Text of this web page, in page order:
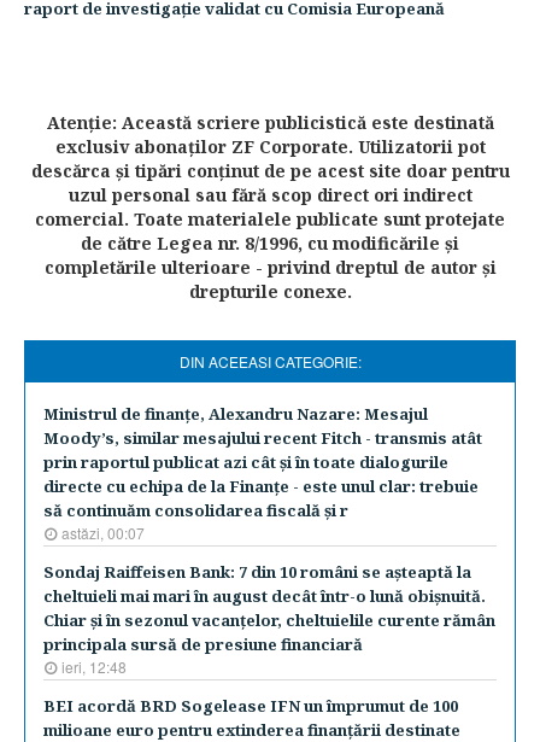
raport de investigaţie validat cu Comisia Europeană
Atenţie: Această scriere publicistică este destinată
exclusiv abonaţilor ZF Corporate. Utilizatorii pot
descărca şi tipări conţinut de pe acest site doar pentru
uzul personal sau fără scop direct ori indirect
comercial. Toate materialele publicate sunt protejate
de către Legea nr. 8/1996, cu modificările şi
completările ulterioare - privind dreptul de autor şi
drepturile conexe.
DIN ACEEASI CATEGORIE:
Ministrul de finanţe, Alexandru Nazare: Mesajul
Moody’s, similar mesajului recent Fitch - transmis atât
prin raportul publicat azi cât şi în toate dialogurile
directe cu echipa de la Finanţe - este unul clar: trebuie
să continuăm consolidarea fiscală şi r
astăzi, 00:07
Sondaj Raiffeisen Bank: 7 din 10 români se aşteaptă la
cheltuieli mai mari în august decât într-o lună obişnuită.
Chiar şi în sezonul vacanţelor, cheltuielile curente rămân
principala sursă de presiune financiară
ieri, 12:48
BEI acordă BRD Sogelease IFN un împrumut de 100
milioane euro pentru extinderea finanţării destinate